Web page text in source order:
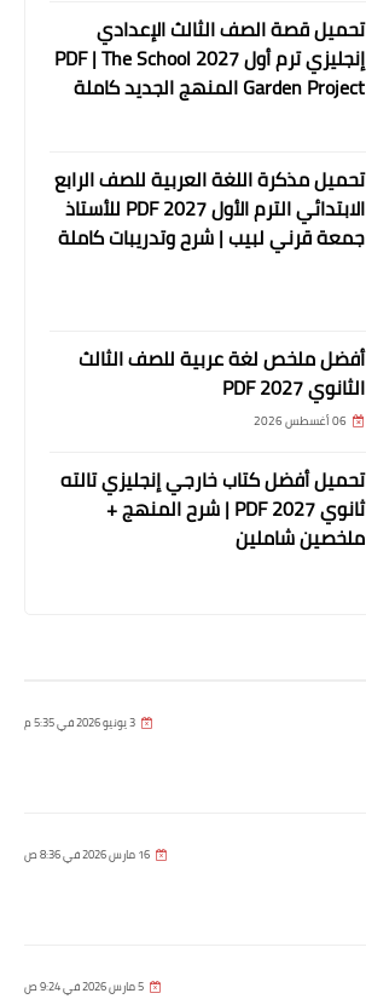
تحميل قصة الصف الثالث الإعدادي
إنجليزي ترم أول 2027 PDF | The School
Garden Project المنهج الجديد كاملة
تحميل مذكرة اللغة العربية للصف الرابع
الابتدائي الترم الأول 2027 PDF للأستاذ
جمعة قرني لبيب | شرح وتدريبات كاملة
أفضل ملخص لغة عربية للصف الثالث
الثانوي 2027 PDF
06 أغسطس 2026
تحميل أفضل كتاب خارجي إنجليزي تالته
ثانوي 2027 PDF | شرح المنهج +
ملخصين شاملين
3 يونيو 2026 في 5:35 م
16 مارس 2026 في 8:36 ص
5 مارس 2026 في 9:24 ص